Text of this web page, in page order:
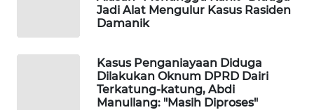
Jadi Alat Mengulur Kasus Rasiden
Damanik
Kasus Penganiayaan Diduga
Dilakukan Oknum DPRD Dairi
Terkatung-katung, Abdi
Manullang: "Masih Diproses"